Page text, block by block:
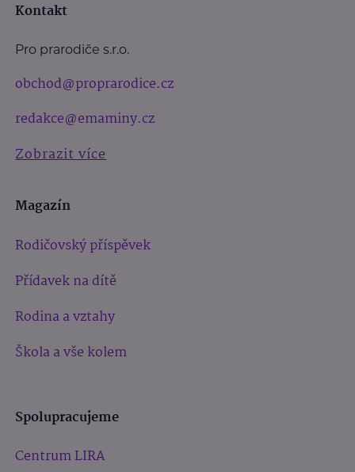
Kontakt
Pro prarodiče s.r.o.
obchod@proprarodice.cz
redakce@emaminy.cz
Zobrazit více
Magazín
Rodičovský příspěvek
Přídavek na dítě
Rodina a vztahy
Škola a vše kolem
Spolupracujeme
Centrum LIRA